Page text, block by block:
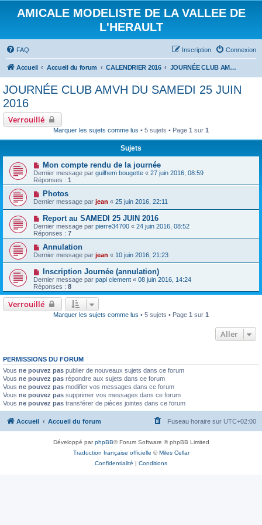
AMICALE MODELISTE DE LA VALLEE DE
L'HERAULT
FAQ Connexion
Inscription
Accueil Accueil du forum CALENDRIER 2016 JOURNÉE CLUB AMVH DU SAMEDI 25 JUIN 2016
JOURNÉE CLUB AMVH DU SAMEDI 25 JUIN
2016
Verrouillé
Marquer les sujets comme lus • 5 sujets • Page 1 sur 1
Sujets
Mon compte rendu de la journée
Dernier message par guilhem bougette « 27 juin 2016, 08:59
Réponses : 1
Photos
Dernier message par jean « 25 juin 2016, 22:11
Report au SAMEDI 25 JUIN 2016
Dernier message par pierre34700 « 24 juin 2016, 08:52
Réponses : 7
Annulation
Dernier message par jean « 10 juin 2016, 21:23
Inscription Journée (annulation)
Dernier message par papi clement « 08 juin 2016, 14:24
Réponses : 8
Verrouillé
Marquer les sujets comme lus • 5 sujets • Page 1 sur 1
Aller
PERMISSIONS DU FORUM
Vous ne pouvez pas publier de nouveaux sujets dans ce forum
Vous ne pouvez pas répondre aux sujets dans ce forum
Vous ne pouvez pas modifier vos messages dans ce forum
Vous ne pouvez pas supprimer vos messages dans ce forum
Vous ne pouvez pas transférer de pièces jointes dans ce forum
Accueil Accueil du forum Fuseau horaire sur UTC+02:00
Développé parphpBB® Forum Software © phpBB Limited
Traduction française officielle ©Miles Cellar
Confidentialité | Conditions